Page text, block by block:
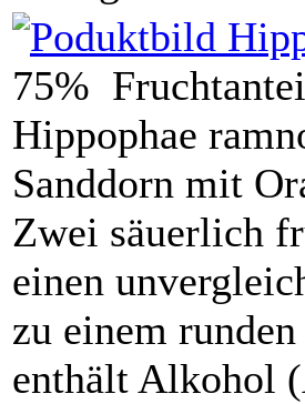
75%
Hippophae
Sanddorn mit
Zwei säuerlich
einen
zu einem
enthält Alkohol